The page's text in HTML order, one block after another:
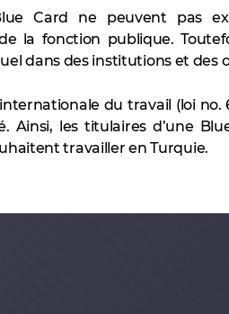
Card ne peuvent pas
la fonction publique.
dans des institutions et des
du travail (loi no.
Ainsi, les titulaires d’une
travailler en Turquie.